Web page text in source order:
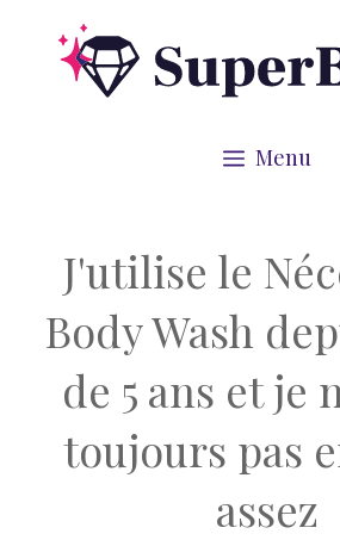
Menu
J'utilise le
Body Wash
de 5 ans et je
toujours pas
assez